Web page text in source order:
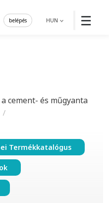
☰
HUN
belépés
cement- és műgyanta
Termékkatalógus